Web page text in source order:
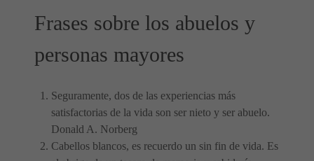
Frases sobre los abuelos y
personas mayores
Seguramente, dos de las experiencias más
satisfactorias de la vida son ser nieto y ser abuelo.
Donald A. Norberg
Cabellos blancos, es recuerdo un sin fin de vida. Es